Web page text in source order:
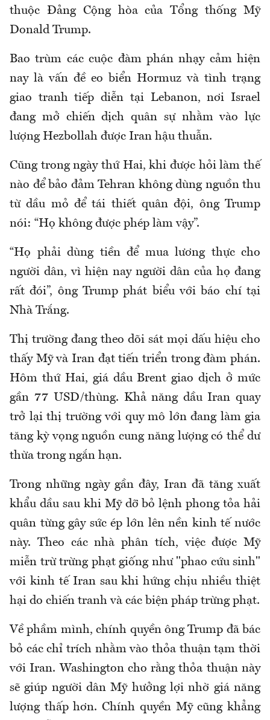
thuộc Đảng Cộng hòa của Tổng thống Mỹ
Donald Trump.
Bao trùm các cuộc đàm phán nhạy cảm hiện
nay là vấn đề eo biển Hormuz và tình trạng
giao tranh tiếp diễn tại Lebanon, nơi Israel
đang mở chiến dịch quân sự nhằm vào lực
lượng Hezbollah được Iran hậu thuẫn.
Cũng trong ngày thứ Hai, khi được hỏi làm thế
nào để bảo đảm Tehran không dùng nguồn thu
từ dầu mỏ để tái thiết quân đội, ông Trump
nói: “Họ không được phép làm vậy”.
“Họ phải dùng tiền để mua lương thực cho
người dân, vì hiện nay người dân của họ đang
rất đói”, ông Trump phát biểu với báo chí tại
Nhà Trắng.
Thị trường đang theo dõi sát mọi dấu hiệu cho
thấy Mỹ và Iran đạt tiến triển trong đàm phán.
Hôm thứ Hai, giá dầu Brent giao dịch ở mức
gần 77 USD/thùng. Khả năng dầu Iran quay
trở lại thị trường với quy mô lớn đang làm gia
tăng kỳ vọng nguồn cung năng lượng có thể dư
thừa trong ngắn hạn.
Trong những ngày gần đây, Iran đã tăng xuất
khẩu dầu sau khi Mỹ dỡ bỏ lệnh phong tỏa hải
quân từng gây sức ép lớn lên nền kinh tế nước
này. Theo các nhà phân tích, việc được Mỹ
miễn trừ trừng phạt giống như "phao cứu sinh"
với kinh tế Iran sau khi hứng chịu nhiều thiệt
hại do chiến tranh và các biện pháp trừng phạt.
Về phầm mình, chính quyền ông Trump đã bác
bỏ các chỉ trích nhằm vào thỏa thuận tạm thời
với Iran. Washington cho rằng thỏa thuận này
sẽ giúp người dân Mỹ hưởng lợi nhờ giá năng
lượng thấp hơn. Chính quyền Mỹ cũng khẳng